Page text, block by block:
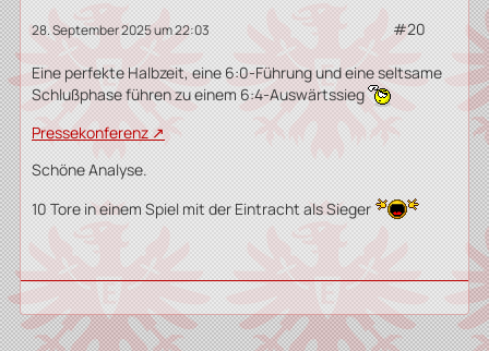
28. September 2025 um 22:03 #20
Eine perfekte Halbzeit, eine 6:0-Führung und eine seltsame
Schlußphase führen zu einem 6:4-Auswärtssieg
Pressekonferenz
Schöne Analyse.
10 Tore in einem Spiel mit der Eintracht als Sieger